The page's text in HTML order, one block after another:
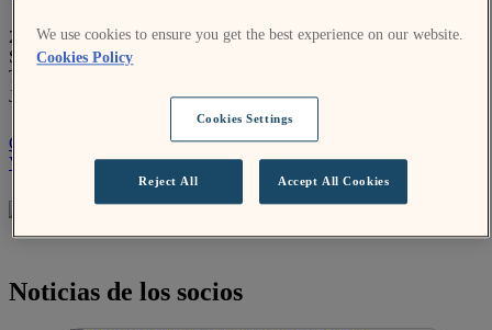
2-7-1 Nishi-Shinjuku
Shinjuku-ku
Tokyo 163-0710
Japan
Contacto
Visita la página web
Noticias de los socios
We use cookies to ensure you get the best experience on our website.
Cookies Policy
Cookies Settings
Reject All Accept All Cookies